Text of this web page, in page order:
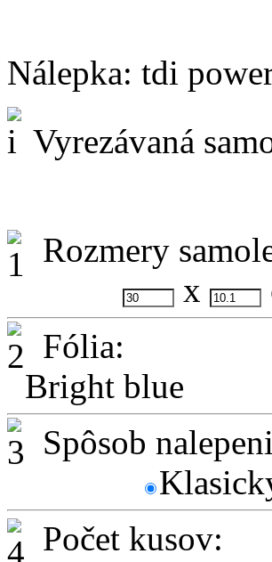
Nálepka: tdi
Vyrezávaná
Rozmery
x
Fólia:
Bright blue
Spôsob
Počet kusov: